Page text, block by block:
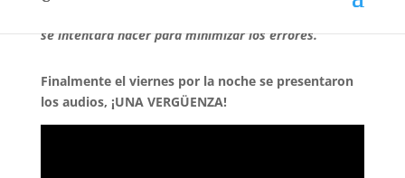
se intentará hacer para minimizar los errores.
Finalmente el viernes por la noche se presentaron
los audios, ¡UNA VERGÜENZA!